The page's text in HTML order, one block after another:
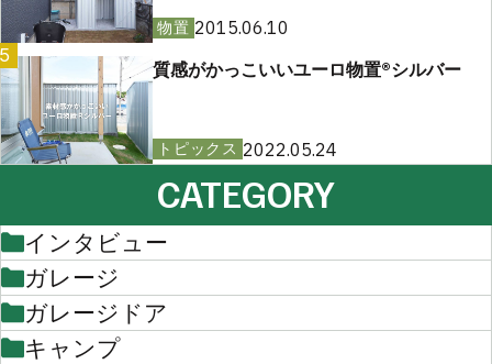
物置 2015.06.10
質感がかっこいいユーロ物置®︎シルバー
トピックス 2022.05.24
CATEGORY
インタビュー
ガレージ
ガレージドア
キャンプ